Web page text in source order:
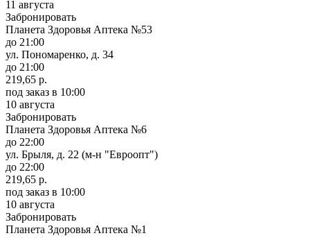
11 августа
Забронировать
Планета Здоровья Аптека №53
до 21:00
ул. Пономаренко, д. 34
до 21:00
219,65 р.
под заказ в 10:00
10 августа
Забронировать
Планета Здоровья Аптека №6
до 22:00
ул. Брыля, д. 22 (м-н "Евроопт")
до 22:00
219,65 р.
под заказ в 10:00
10 августа
Забронировать
Планета Здоровья Аптека №1